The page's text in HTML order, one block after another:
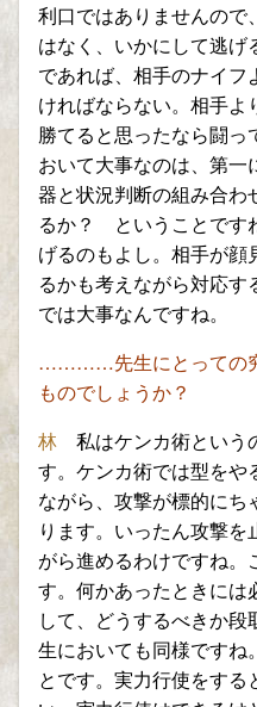
利口ではありませんので
はなく、いかにして逃
であれば、相手のナイ
ければならない。相手よ
勝てると思ったなら闘っ
おいて大事なのは、第一
器と状況判断の組み合わ
るか？ ということです
げるのもよし。相手が
るかも考えながら対応す
では大事なんですね。
…………先生にとっての
ものでしょうか？
林 私はケンカ術という
す。 ケンカ術では型をや
ながら、 攻撃が標的にち
ります。いったん攻撃
がら進めるわけですね
す。 何かあったときには
して、どうするべきか段
生においても同様ですね
とです。実力行使をする